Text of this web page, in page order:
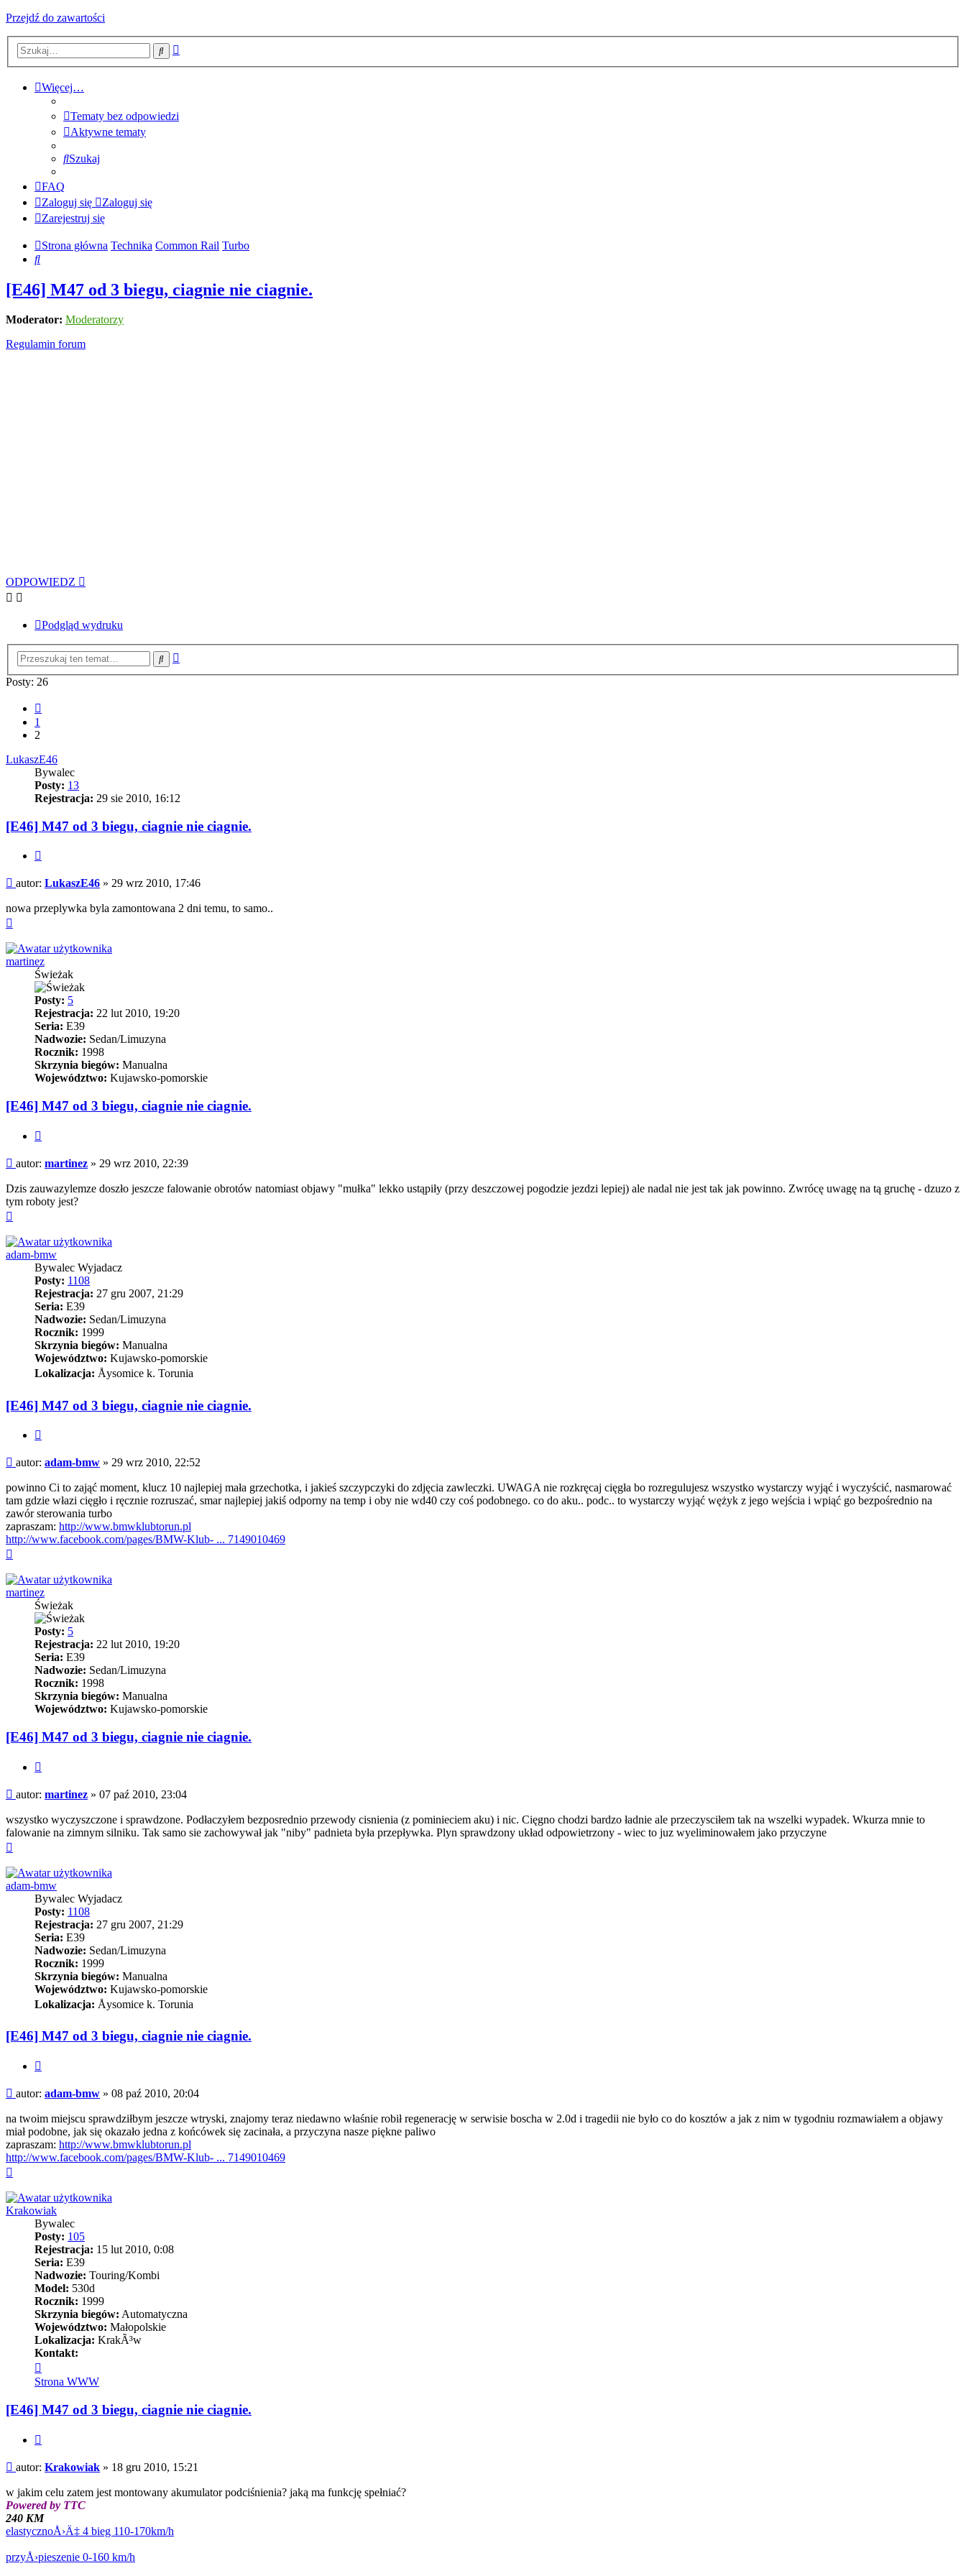
Przejdź do zawartości
Szukaj
Więcej…
Tematy bez odpowiedzi
Aktywne tematy
Szukaj
FAQ
Zaloguj się
Zaloguj się
Zarejestruj się
Strona główna Technika Common Rail Turbo
Szukaj
[E46] M47 od 3 biegu, ciagnie nie ciagnie.
Moderator: Moderatorzy
Regulamin forum
ODPOWIEDZ
Podgląd wydruku
Szukaj
Posty: 26
1
2
LukaszE46
Bywalec
Posty: 13
Rejestracja: 29 sie 2010, 16:12
[E46] M47 od 3 biegu, ciagnie nie ciagnie.
Post
autor: LukaszE46 » 29 wrz 2010, 17:46
nowa przeplywka byla zamontowana 2 dni temu, to samo..
martinez
Świeżak
Posty: 5
Rejestracja: 22 lut 2010, 19:20
Seria: E39
Nadwozie: Sedan/Limuzyna
Rocznik: 1998
Skrzynia biegów: Manualna
Województwo: Kujawsko-pomorskie
[E46] M47 od 3 biegu, ciagnie nie ciagnie.
Post
autor: martinez » 29 wrz 2010, 22:39
Dzis zauwazylemze doszło jeszcze falowanie obrotów natomiast objawy "mułka" lekko ustąpiły (przy deszczowej pogodzie jezdzi lepiej) ale nadal nie jest tak jak powinno. Zwrócę uwagę na tą gruchę - dzuzo z
tym roboty jest?
adam-bmw
Bywalec Wyjadacz
Posty: 1108
Rejestracja: 27 gru 2007, 21:29
Seria: E39
Nadwozie: Sedan/Limuzyna
Rocznik: 1999
Skrzynia biegów: Manualna
Województwo: Kujawsko-pomorskie
Lokalizacja: Åysomice k. Torunia
[E46] M47 od 3 biegu, ciagnie nie ciagnie.
Post
autor: adam-bmw » 29 wrz 2010, 22:52
powinno Ci to zająć moment, klucz 10 najlepiej mała grzechotka, i jakieś szczypczyki do zdjęcia zawleczki. UWAGA nie rozkręcaj cięgła bo rozregulujesz wszystko wystarczy wyjąć i wyczyścić, nasmarować
tam gdzie włazi cięgło i ręcznie rozruszać, smar najlepiej jakiś odporny na temp i oby nie wd40 czy coś podobnego. co do aku.. podc.. to wystarczy wyjąć wężyk z jego wejścia i wpiąć go bezpośrednio na
zawór sterowania turbo
zapraszam: http://www.bmwklubtorun.pl
http://www.facebook.com/pages/BMW-Klub- ... 7149010469
martinez
Świeżak
Posty: 5
Rejestracja: 22 lut 2010, 19:20
Seria: E39
Nadwozie: Sedan/Limuzyna
Rocznik: 1998
Skrzynia biegów: Manualna
Województwo: Kujawsko-pomorskie
[E46] M47 od 3 biegu, ciagnie nie ciagnie.
Post
autor: martinez » 07 paź 2010, 23:04
wszystko wyczyszczone i sprawdzone. Podłaczyłem bezposrednio przewody cisnienia (z pominieciem aku) i nic. Cięgno chodzi bardzo ładnie ale przeczysciłem tak na wszelki wypadek. Wkurza mnie to
falowanie na zimnym silniku. Tak samo sie zachowywał jak "niby" padnieta była przepływka. Plyn sprawdzony układ odpowietrzony - wiec to juz wyeliminowałem jako przyczyne
adam-bmw
Bywalec Wyjadacz
Posty: 1108
Rejestracja: 27 gru 2007, 21:29
Seria: E39
Nadwozie: Sedan/Limuzyna
Rocznik: 1999
Skrzynia biegów: Manualna
Województwo: Kujawsko-pomorskie
Lokalizacja: Åysomice k. Torunia
[E46] M47 od 3 biegu, ciagnie nie ciagnie.
Post
autor: adam-bmw » 08 paź 2010, 20:04
na twoim miejscu sprawdziłbym jeszcze wtryski, znajomy teraz niedawno właśnie robił regenerację w serwisie boscha w 2.0d i tragedii nie było co do kosztów a jak z nim w tygodniu rozmawiałem a objawy
miał podobne, jak się okazało jedna z końcówek się zacinała, a przyczyna nasze piękne paliwo
zapraszam: http://www.bmwklubtorun.pl
http://www.facebook.com/pages/BMW-Klub- ... 7149010469
Krakowiak
Bywalec
Posty: 105
Rejestracja: 15 lut 2010, 0:08
Seria: E39
Nadwozie: Touring/Kombi
Model: 530d
Rocznik: 1999
Skrzynia biegów: Automatyczna
Województwo: Małopolskie
Lokalizacja: KrakÃ³w
Kontakt:
się
z
Krakowiak
Strona WWW
[E46] M47 od 3 biegu, ciagnie nie ciagnie.
Post
autor: Krakowiak » 18 gru 2010, 15:21
w jakim celu zatem jest montowany akumulator podciśnienia? jaką ma funkcję spełniać?
Powered by TTC
240 KM
elastycznoÅ›Ä‡ 4 bieg 110-170km/h
przyÅ›pieszenie 0-160 km/h